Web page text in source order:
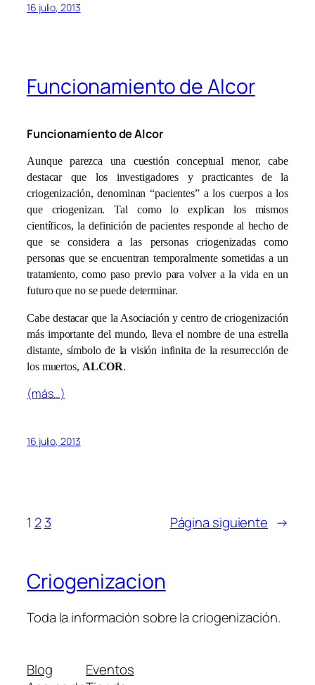
16 julio, 2013
Funcionamiento de Alcor
Funcionamiento de Alcor
Aunque parezca una cuestión conceptual menor, cabe
destacar que los investigadores y practicantes de la
criogenización, denominan “pacientes” a los cuerpos a los
que criogenizan. Tal como lo explican los mismos
científicos, la definición de pacientes responde al hecho de
que se considera a las personas criogenizadas como
personas que se encuentran temporalmente sometidas a un
tratamiento, como paso previo para volver a la vida en un
futuro que no se puede determinar.
Cabe destacar que la Asociación y centro de criogenización
más importante del mundo, lleva el nombre de una estrella
distante, símbolo de la visión infinita de la resurrección de
los muertos, ALCOR.
(más…)
16 julio, 2013
1 2 3 Página siguiente →
Criogenizacion
Toda la información sobre la criogenización.
Blog
Eventos